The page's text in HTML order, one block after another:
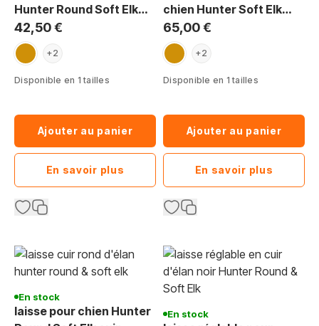
Hunter Round Soft Elk
Petit 6 mm 110 cm
42,50 €
cognac+2
Disponible en 1 tailles
Ajouter au panier
En savoir plus
chien Hunter Soft Elk
cuir rond 6 mm 200 cm
65,00 €
cognac+2
Disponible en 1 tailles
Ajouter au panier
En savoir plus
En stock
laisse pour chien Hunter
En stock